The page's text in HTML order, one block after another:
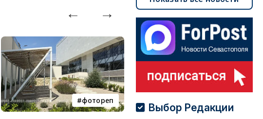
фотореп
Выбор Редакции